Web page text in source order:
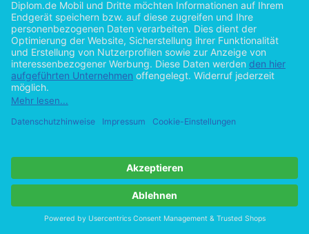
anhand von CGE-Modellen
Die Frage, welchen Einfluss der Einsatz politischer Instrumente in
der Wirtschaft nimmt, ist nicht einfach und kann nicht aus dem
Stehgreif beantwortet werden. Eine Simulationsanalyse der
empirischen Untersuchungen ist dafür nötig, um diese Fragen
wissenschaftlich belegen zu können. Die Methode der Simulation ist
eine bestimmte Art der Modellanalyse, die in den
Einflusses verschiedener Politikmaßnahmen auf die Wirtschaft
Reformvorschlägen.
3.1 Strukturierung eines CGE-Modells am Beispiel
eines GTAP-Modells